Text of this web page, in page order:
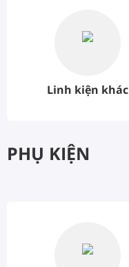
Linh kiện khác
PHỤ KIỆN